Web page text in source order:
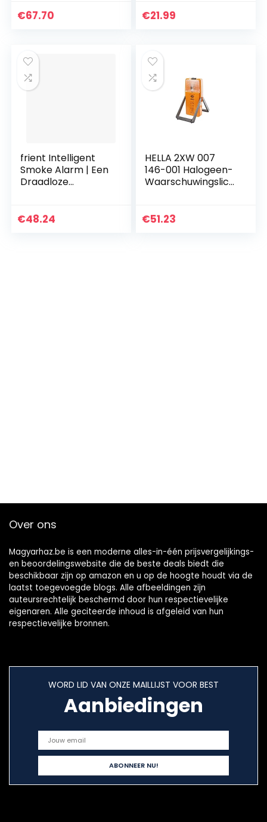
Mini)
€67.70
‘Gut’ & Q-label –
€21.99
frient Intelligent
Smoke Alarm | Een
Draadloze
Brandmelding | EN
€48.24
HELLA 2XW 007
146-001 Halogeen-
Waarschuwingslich
€51.23
Over ons
Magyarhaz.be is een moderne alles-in-één prijsvergelijkings-
en beoordelingswebsite die de beste deals biedt die
beschikbaar zijn op amazon en u op de hoogte houdt via de
laatst toegevoegde blogs. Alle afbeeldingen zijn
auteursrechtelijk beschermd door hun respectievelijke
eigenaren. Alle geciteerde inhoud is afgeleid van hun
respectievelijke bronnen.
WORD LID VAN ONZE MAILLIJST VOOR BEST
Aanbiedingen